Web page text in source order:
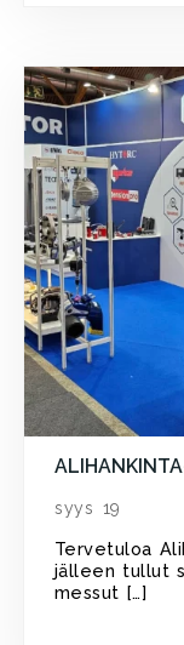
syys 19
Tervetuloa
jälleen tullut
messut […]